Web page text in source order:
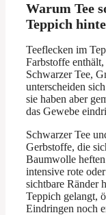
Warum Tee
Teppich
Teeflecken im
Farbstoffe
Schwarzer Tee,
unterscheiden
sie haben aber
das Gewebe
Schwarzer Tee
Gerbstoffe, die
Baumwolle
intensive rote
sichtbare Ränder
Teppich gelangt,
Eindringen noch